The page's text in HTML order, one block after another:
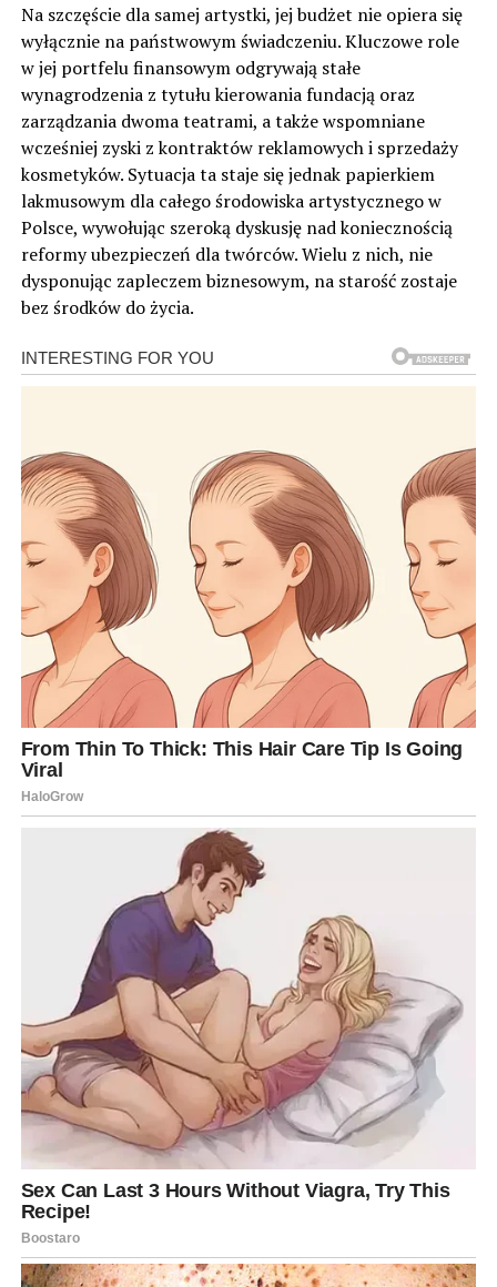
Na szczęście dla samej artystki, jej budżet nie opiera się
wyłącznie na państwowym świadczeniu. Kluczowe role
w jej portfelu finansowym odgrywają stałe
wynagrodzenia z tytułu kierowania fundacją oraz
zarządzania dwoma teatrami, a także wspomniane
wcześniej zyski z kontraktów reklamowych i sprzedaży
kosmetyków. Sytuacja ta staje się jednak papierkiem
lakmusowym dla całego środowiska artystycznego w
Polsce, wywołując szeroką dyskusję nad koniecznością
reformy ubezpieczeń dla twórców. Wielu z nich, nie
dysponując zapleczem biznesowym, na starość zostaje
bez środków do życia.